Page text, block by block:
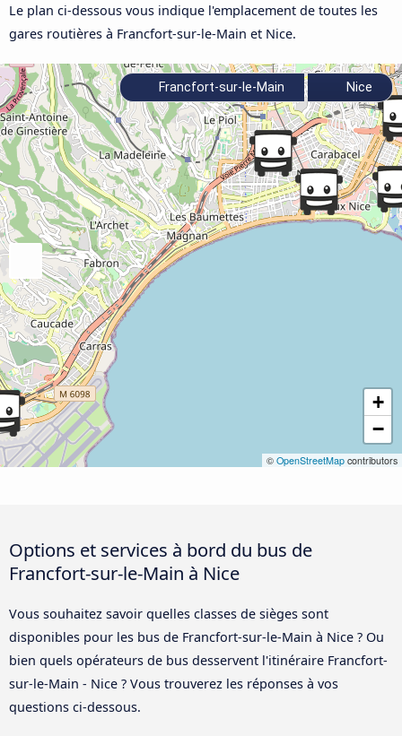
Le plan ci-dessous vous indique l'emplacement de toutes les
gares routières à Francfort-sur-le-Main et Nice.
+
−
© OpenStreetMap contributors
Francfort-sur-le-Main Nice
Options et services à bord du bus de
Francfort-sur-le-Main à Nice
Vous souhaitez savoir quelles classes de sièges sont
disponibles pour les bus de Francfort-sur-le-Main à Nice ? Ou
bien quels opérateurs de bus desservent l'itinéraire Francfort-
sur-le-Main - Nice ? Vous trouverez les réponses à vos
questions ci-dessous.